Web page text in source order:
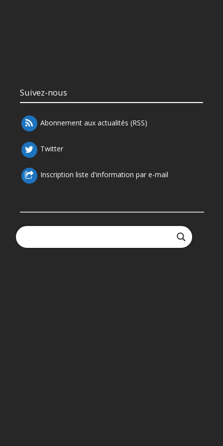
Suivez-nous
Abonnement aux actualités (RSS)
Twitter
Inscription liste d'information par e-mail